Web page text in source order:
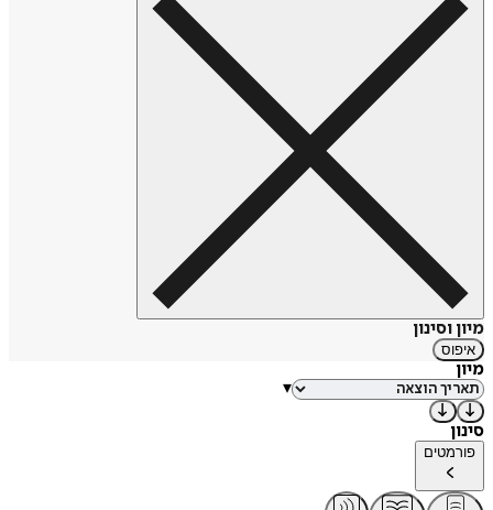
מיון וסינון
איפוס
מיון
▾
סינון
פורמטים